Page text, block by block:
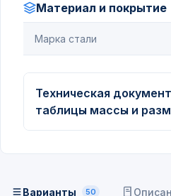
Материал и покрытие
Марка стали
Техническая
таблицы массы и
Варианты 50